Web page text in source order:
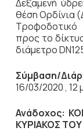
Δεξαμενή
θέση Ορδίνια
προς το
διάμετρο
Σύμβαση/
16/03/2020 , 12
Ανάδοχος:
ΚΥΡΙΑΚΟΣ